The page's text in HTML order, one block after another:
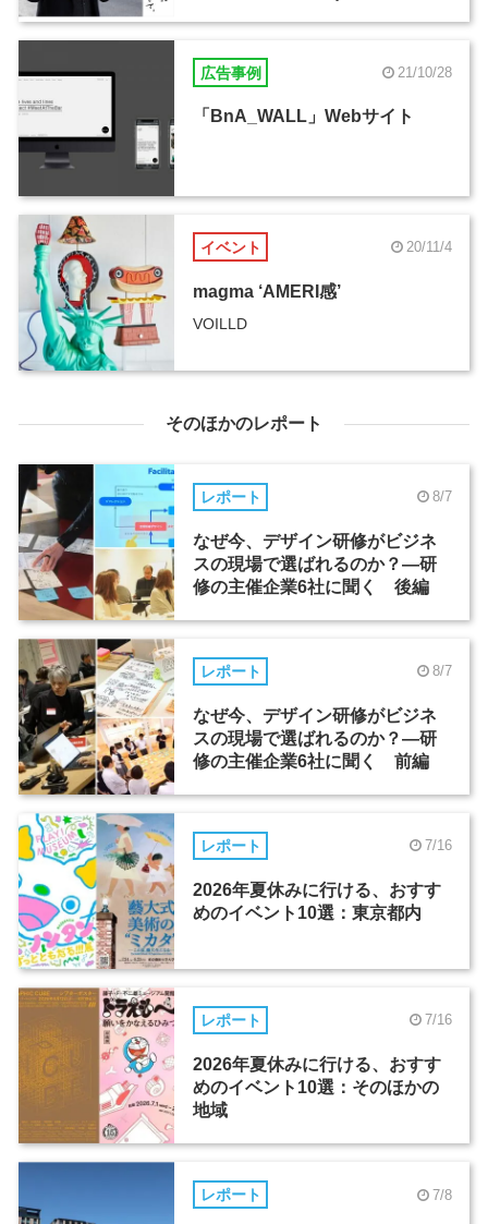
広告事例 21/10/28
「BnA_WALL」Webサイト
イベント 20/11/4
magma ‘AMERI感’
VOILLD
そのほかのレポート
レポート 8/7
なぜ今、デザイン研修がビジネ
スの現場で選ばれるのか？―研
修の主催企業6社に聞く 後編
レポート 8/7
なぜ今、デザイン研修がビジネ
スの現場で選ばれるのか？―研
修の主催企業6社に聞く 前編
レポート 7/16
2026年夏休みに行ける、おすす
めのイベント10選：東京都内
レポート 7/16
2026年夏休みに行ける、おすす
めのイベント10選：そのほかの
地域
レポート 7/8